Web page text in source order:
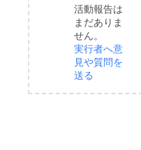
活動報告は
まだありま
せん。
実行者へ意
見や質問を
送る